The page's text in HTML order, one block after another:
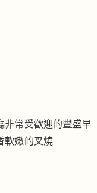
非常受歡迎的豐盛早
軟嫩的叉燒